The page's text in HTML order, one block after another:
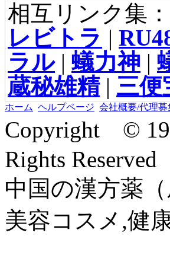
相互リンク集：
レビトラ |
ラル| 蟻力神 |
蔵秘雄精| 三便
ホーム ヘルプページ 会社概要/代理募
Copyright ©
Rights Reserved
中国の漢方薬
美容コスメ,健